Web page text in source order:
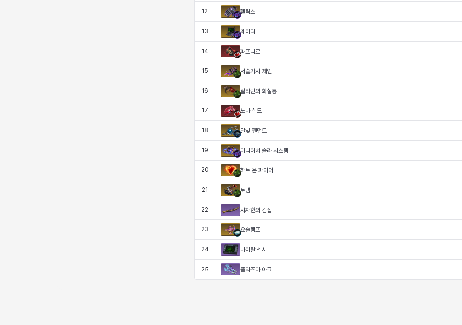
12 헬릭스
13 레이더
14 파프니르
15 서슬가시 체인
16 살라딘의 화살통
17 노바 실드
18 달빛 펜던트
19 미니어쳐 솔라 시스템
20 하트 온 파이어
21 토템
22 샤자한의 검집
23 요술램프
24 바이탈 센서
25 플라즈마 아크